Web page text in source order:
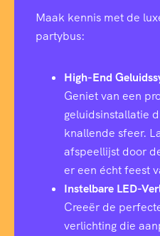
Maak kennis met de
partybus:
High-End
Geniet van een
geluidsinstallatie
knallende sfeer.
afspeellijst door
er een écht feest
Instelbare LED-
Creeër de
verlichting die